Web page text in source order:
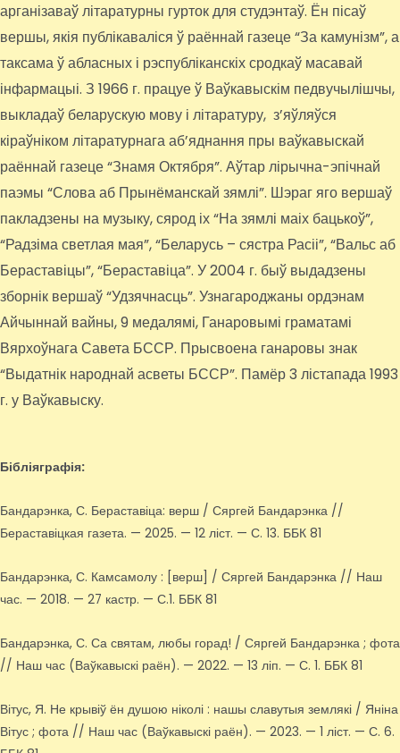
арганізаваў літаратурны гурток для студэнтаў. Ён пісаў
вершы, якія публікаваліся ў раённай газеце “За камунізм”, а
таксама ў абласных і рэспубліканскіх сродкаў масавай
інфармацыі. З 1966 г. працуе ў Ваўкавыскім педвучылішчы,
выкладаў беларускую мову і літаратуру, з’яўляўся
кіраўніком літаратурнага аб’яднання пры ваўкавыскай
раённай газеце “Знамя Октября”. Аўтар лірычна-эпічнай
паэмы “Слова аб Прынёманскай зямлі”. Шэраг яго вершаў
пакладзены на музыку, сярод іх “На зямлі маіх бацькоў”,
“Радзіма светлая мая”, “Беларусь – сястра Расіі”, “Вальс аб
Бераставіцы”, “Бераставіца”. У 2004 г. быў выдадзены
зборнік вершаў “Удзячнасць”. Узнагароджаны ордэнам
Айчыннай вайны, 9 медалямі, Ганаровымі граматамі
Вярхоўнага Савета БССР. Прысвоена ганаровы знак
“Выдатнік народнай асветы БССР”. Памёр 3 лістапада 1993
г. у Ваўкавыску.
Бібліяграфія:
Бандарэнка, С. Бераставіца: верш / Сяргей Бандарэнка //
Бераставіцкая газета. — 2025. — 12 ліст. — С. 13. ББК 81
Бандарэнка, С. Камсамолу : [верш] / Сяргей Бандарэнка // Наш
час. — 2018. — 27 кастр. — С.1. ББК 81
Бандарэнка, С. Са святам, любы горад! / Сяргей Бандарэнка ; фота
// Наш час (Ваўкавыскі раён). — 2022. — 13 ліп. — С. 1. ББК 81
Вітус, Я. Не крывіў ён душою ніколі : нашы славутыя землякі / Яніна
Вітус ; фота // Наш час (Ваўкавыскі раён). — 2023. — 1 ліст. — С. 6.